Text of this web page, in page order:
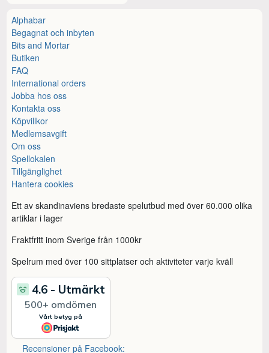
Alphabar
Begagnat och inbyten
Bits and Mortar
Butiken
FAQ
International orders
Jobba hos oss
Kontakta oss
Köpvillkor
Medlemsavgift
Om oss
Spellokalen
Tillgänglighet
Hantera cookies
Ett av skandinaviens bredaste spelutbud med över 60.000 olika
artiklar i lager
Fraktfritt inom Sverige från 1000kr
Spelrum med över 100 sittplatser och aktiviteter varje kväll
Recensioner på Facebook: